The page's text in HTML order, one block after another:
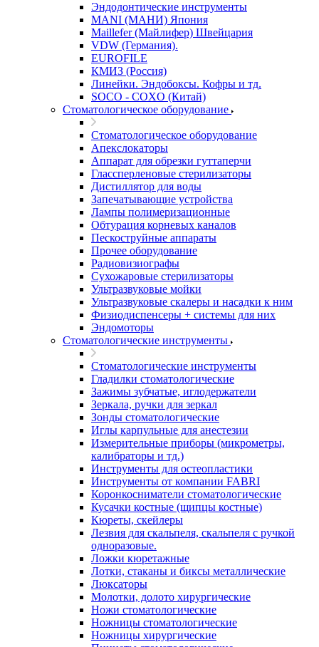
Эндодонтические инструменты
MANI (МАНИ) Япония
Maillefer (Майлифер) Швейцария
VDW (Германия).
EUROFILE
КМИЗ (Россия)
Линейки. Эндобоксы. Кофры и тд.
SOCO - COXO (Китай)
Стоматологическое оборудование
Стоматологическое оборудование
Апекслокаторы
Аппарат для обрезки гуттаперчи
Глассперленовые стерилизаторы
Дистиллятор для воды
Запечатывающие устройства
Лампы полимеризационные
Обтурация корневых каналов
Пескоструйные аппараты
Прочее оборудование
Радиовизиографы
Сухожаровые стерилизаторы
Ультразвуковые мойки
Ультразвуковые скалеры и насадки к ним
Физиодиспенсеры + системы для них
Эндомоторы
Стоматологические инструменты
Стоматологические инструменты
Гладилки стоматологические
Зажимы зубчатые, иглодержатели
Зеркала, ручки для зеркал
Зонды стоматологические
Иглы карпульные для анестезии
Измерительные приборы (микрометры,
калибраторы и тд.)
Инструменты для остеопластики
Инструменты от компании FABRI
Коронкосниматели стоматологические
Кусачки костные (щипцы костные)
Кюреты, скейлеры
Лезвия для скальпеля, скальпеля с ручкой
одноразовые.
Ложки кюретажные
Лотки, стаканы и биксы металлические
Люксаторы
Молотки, долото хирургические
Ножи стоматологические
Ножницы стоматологические
Ножницы хирургические